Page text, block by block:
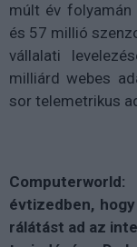
múlt év
és 57 millió
vállalati
milliárd webes
sor telemetrikus
évtizedben,
rálátást ad az